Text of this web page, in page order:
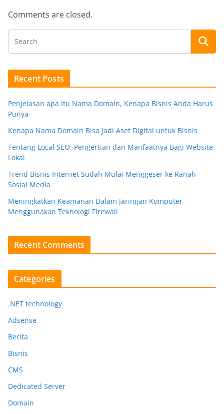
Comments are closed.
Recent Posts
Penjelasan apa itu Nama Domain, Kenapa Bisnis Anda Harus
Punya
Kenapa Nama Domain Bisa Jadi Aset Digital untuk Bisnis
Tentang Local SEO: Pengertian dan Manfaatnya Bagi Website
Lokal
Trend Bisnis Internet Sudah Mulai Menggeser ke Ranah
Sosial Media
Meningkatkan Keamanan Dalam Jaringan Komputer
Menggunakan Teknologi Firewall
Recent Comments
Categories
.NET technology
Adsense
Berita
Bisnis
CMS
Dedicated Server
Domain